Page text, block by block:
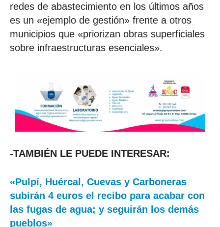
redes de abastecimiento en los últimos años
es un «ejemplo de gestión» frente a otros
municipios que «priorizan obras superficiales
sobre infraestructuras esenciales».
-TAMBIÉN LE PUEDE INTERESAR:
«Pulpí, Huércal, Cuevas y Carboneras
subirán 4 euros el recibo para acabar con
las fugas de agua; y seguirán los demás
pueblos»